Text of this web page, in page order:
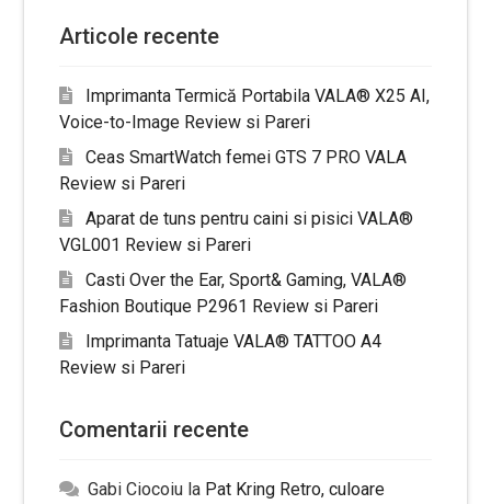
Articole recente
Imprimanta Termică Portabila VALA® X25 AI,
Voice-to-Image Review si Pareri
Ceas SmartWatch femei GTS 7 PRO VALA
Review si Pareri
Aparat de tuns pentru caini si pisici VALA®
VGL001 Review si Pareri
Casti Over the Ear, Sport& Gaming, VALA®
Fashion Boutique P2961 Review si Pareri
Imprimanta Tatuaje VALA® TATTOO A4
Review si Pareri
Comentarii recente
Gabi Ciocoiu la Pat Kring Retro, culoare